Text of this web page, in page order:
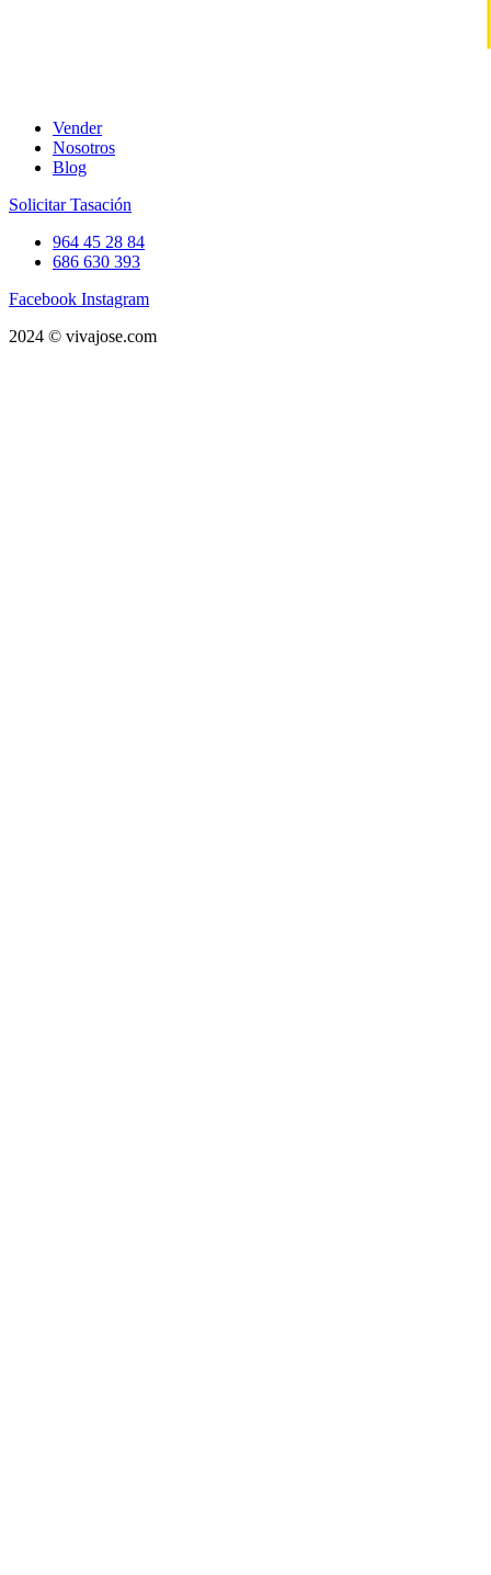
Vender
Nosotros
Blog
Solicitar Tasación
964 45 28 84
686 630 393
Facebook Instagram
2024 © vivajose.com